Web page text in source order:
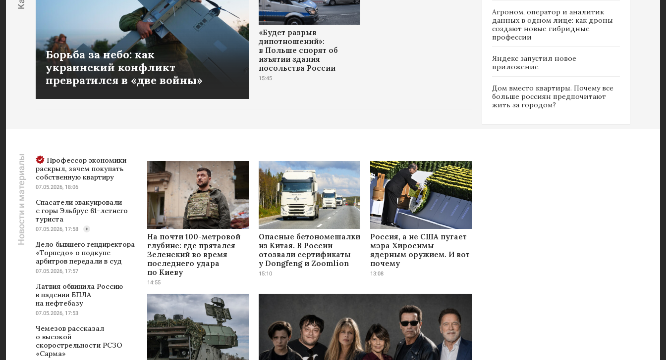
Борьба за небо: как
украинский конфликт
превратился в «две войны»
«Будет разрыв
дипотношений»:
в Польше спорят об
изъятии здания
посольства России
15:45
Новости и материалы
Профессор экономики
раскрыл, зачем покупать
собственную квартиру
07.05.2026, 18:06
Спасатели эвакуировали
с горы Эльбрус 61-летнего
туриста
07.05.2026, 17:58
Дело бывшего гендиректора
«Торпедо» о подкупе
арбитров передали в суд
07.05.2026, 17:57
Латвия обвинила Россию
в падении БПЛА
на нефтебазу
07.05.2026, 17:53
Чемезов рассказал
о высокой
скорострельности РСЗО
«Сарма»
На почти 100-метровой
глубине: где прятался
Зеленский во время
последнего удара
по Киеву
14:55
Опасные бетономешалки
из Китая. В России
отозвали сертификаты
у Dongfeng и Zoomlion
15:10
Россия, а не США пугает
мэра Хиросимы
ядерным оружием. И вот
почему
13:08
Агроном, оператор и аналитик
данных в одном лице: как дроны
создают новые гибридные
профессии
Яндекс запустил новое
приложение
Дом вместо квартиры. Почему все
больше россиян предпочитают
жить за городом?